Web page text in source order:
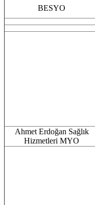
BESYO
Ahmet Erdoğan Sağlık
Hizmetleri MYO